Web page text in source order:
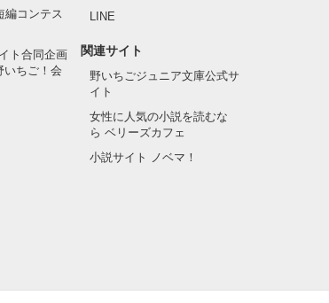
編コンテス
ト合同企画
いちご！会
LINE
関連サイト
野いちごジュニア文庫公式サ
イト
女性に人気の小説を読むな
ら ベリーズカフェ
小説サイト ノベマ！